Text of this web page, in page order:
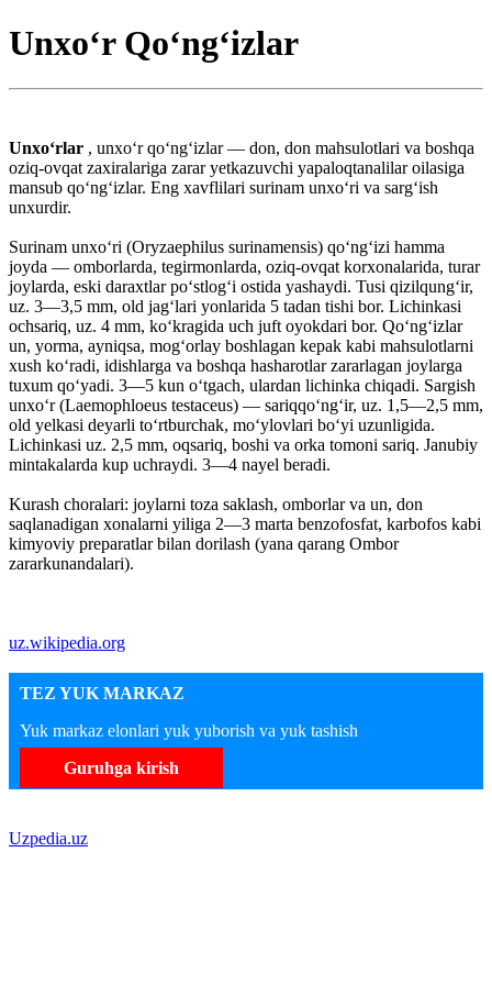
Unxoʻr Qoʻngʻizlar
Unxoʻrlar , unxoʻr qoʻngʻizlar — don, don mahsulotlari va boshqa
oziq-ovqat zaxiralariga zarar yetkazuvchi yapaloqtanalilar oilasiga
mansub qoʻngʻizlar. Eng xavflilari surinam unxoʻri va sargʻish
unxurdir.
Surinam unxoʻri (Oryzaephilus surinamensis) qoʻngʻizi hamma
joyda — omborlarda, tegirmonlarda, oziq-ovqat korxonalarida, turar
joylarda, eski daraxtlar poʻstlogʻi ostida yashaydi. Tusi qizilqungʻir,
uz. 3—3,5 mm, old jagʻlari yonlarida 5 tadan tishi bor. Lichinkasi
ochsariq, uz. 4 mm, koʻkragida uch juft oyokdari bor. Qoʻngʻizlar
un, yorma, ayniqsa, mogʻorlay boshlagan kepak kabi mahsulotlarni
xush koʻradi, idishlarga va boshqa hasharotlar zararlagan joylarga
tuxum qoʻyadi. 3—5 kun oʻtgach, ulardan lichinka chiqadi. Sargish
unxoʻr (Laemophloeus testaceus) — sariqqoʻngʻir, uz. 1,5—2,5 mm,
old yelkasi deyarli toʻrtburchak, moʻylovlari boʻyi uzunligida.
Lichinkasi uz. 2,5 mm, oqsariq, boshi va orka tomoni sariq. Janubiy
mintakalarda kup uchraydi. 3—4 nayel beradi.
Kurash choralari: joylarni toza saklash, omborlar va un, don
saqlanadigan xonalarni yiliga 2—3 marta benzofosfat, karbofos kabi
kimyoviy preparatlar bilan dorilash (yana qarang Ombor
zararkunandalari).
uz.wikipedia.org
TEZ YUK MARKAZ
Yuk markaz elonlari yuk yuborish va yuk tashish
Guruhga kirish
Uzpedia.uz